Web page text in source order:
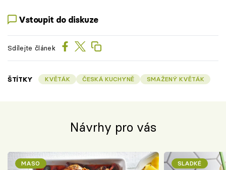
Vstoupit do diskuze
Sdílejte článek
ŠTÍTKY KVĚTÁK ČESKÁ KUCHYNĚ SMAŽENÝ KVĚTÁK
Návrhy pro vás
MASO SLADKÉ